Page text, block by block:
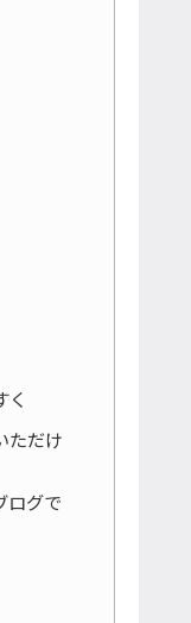
く
ただけ
ログで